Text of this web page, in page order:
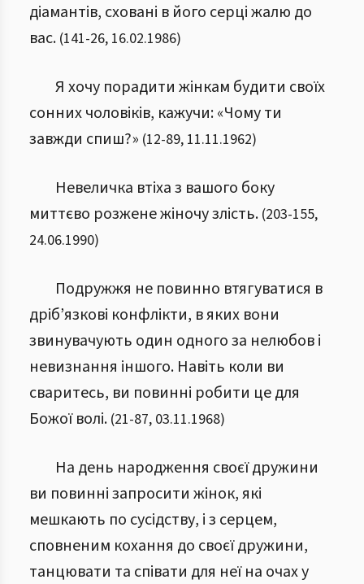
діамантів, сховані в його серці жалю до
вас. (141-26, 16.02.1986)
Я хочу порадити жінкам будити своїх
сонних чоловіків, кажучи: «Чому ти
завжди спиш?» (12-89, 11.11.1962)
Невеличка втіха з вашого боку
миттєво розжене жіночу злість. (203-155,
24.06.1990)
Подружжя не повинно втягуватися в
дріб’язкові конфлікти, в яких вони
звинувачують один одного за нелюбов і
невизнання іншого. Навіть коли ви
сваритесь, ви повинні робити це для
Божої волі. (21-87, 03.11.1968)
На день народження своєї дружини
ви повинні запросити жінок, які
мешкають по сусідству, і з серцем,
сповненим кохання до своєї дружини,
танцювати та співати для неї на очах у